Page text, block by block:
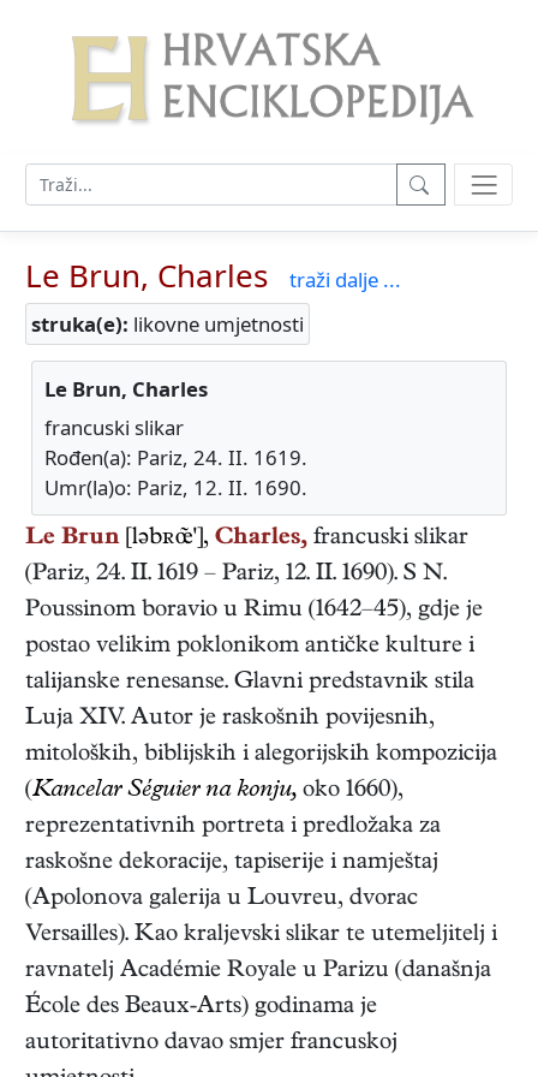
Le Brun, Charles
traži dalje ...
struka(e): likovne umjetnosti
Le Brun, Charles
francuski slikar
Rođen(a): Pariz, 24. II. 1619.
Umr(la)o: Pariz, 12. II. 1690.
Le Brun [ləbʀ'], Charles, francuski slikar
(Pariz, 24. II. 1619 – Pariz, 12. II. 1690). S N.
Poussinom boravio u Rimu (1642–45), gdje je
postao velikim poklonikom antičke kulture i
talijanske renesanse. Glavni predstavnik stila
Luja XIV. Autor je raskošnih povijesnih,
mitoloških, biblijskih i alegorijskih kompozicija
(Kancelar Séguier na konju, oko 1660),
reprezentativnih portreta i predložaka za
raskošne dekoracije, tapiserije i namještaj
(Apolonova galerija u Louvreu, dvorac
Versailles). Kao kraljevski slikar te utemeljitelj i
ravnatelj Académie Royale u Parizu (današnja
École des Beaux-Arts) godinama je
autoritativno davao smjer francuskoj